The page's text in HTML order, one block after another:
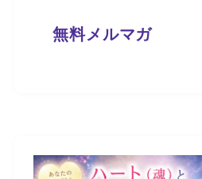
無料メルマガ